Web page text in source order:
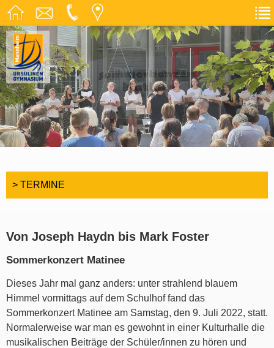
> TERMINE
Von Joseph Haydn bis Mark Foster
Sommerkonzert Matinee
Dieses Jahr mal ganz anders: unter strahlend blauem
Himmel vormittags auf dem Schulhof fand das
Sommerkonzert Matinee am Samstag, den 9. Juli 2022, statt.
Normalerweise war man es gewohnt in einer Kulturhalle die
musikalischen Beiträge der Schüler/innen zu hören und